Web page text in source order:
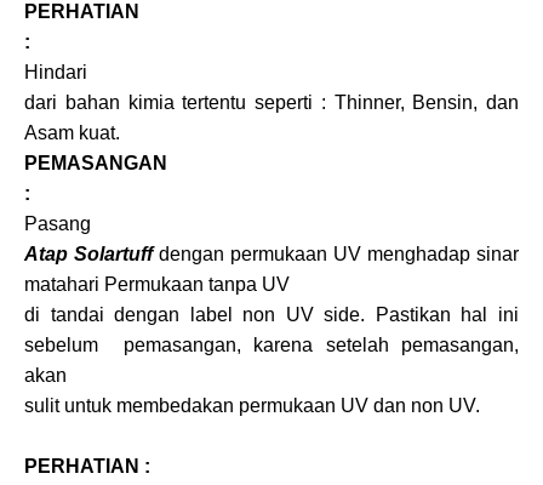
PERHATIAN
:
Hindari
dari bahan kimia tertentu seperti : Thinner, Bensin, dan
Asam kuat.
PEMASANGAN
:
Pasang
Atap Solartuffdengan permukaan UV menghadap sinar
matahari Permukaan tanpa UV
di tandai dengan label non UV side. Pastikan hal ini
sebelum pemasangan, karena setelah pemasangan,
akan
sulit untuk membedakan permukaan UV dan non UV.
PERHATIAN :